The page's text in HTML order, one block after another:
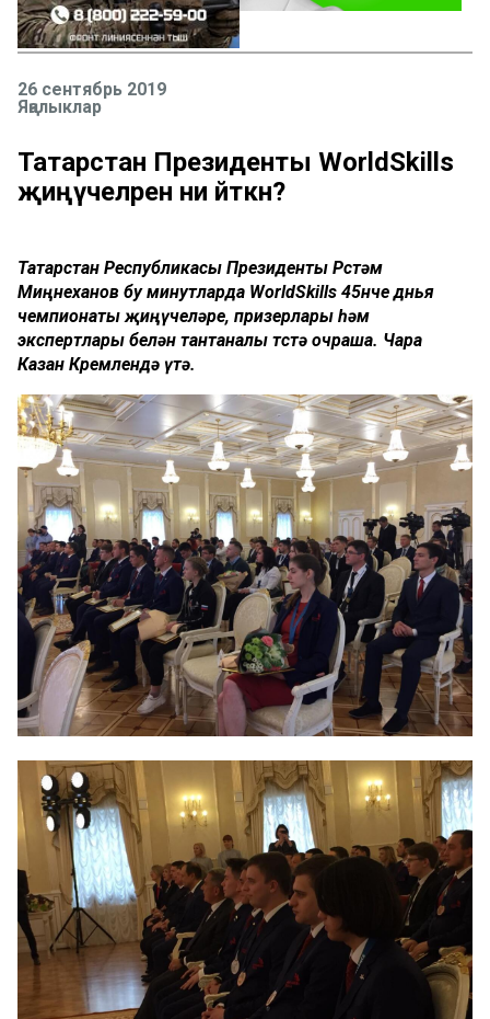
26 сентябрь 2019
Яңалыклар
Татарстан Президенты WorldSkills
җиңүчеләренә ни әйткән?
Татарстан Республикасы Президенты Рөстәм
Миңнеханов бу минутларда WorldSkills 45нче дөнья
чемпионаты җиңүчеләре, призерлары һәм
экспертлары белән тантаналы төстә очраша. Чара
Казан Кремлендә үтә.